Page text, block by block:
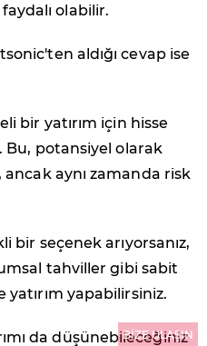
olabilir.
aldığı cevap ise
bir yatırım için hisse
potansiyel olarak
aynı zamanda risk
bir seçenek arıyorsanız,
tahviller gibi sabit
yapabilirsiniz.
da düşünebileceğiniz
BİZE ULAŞIN